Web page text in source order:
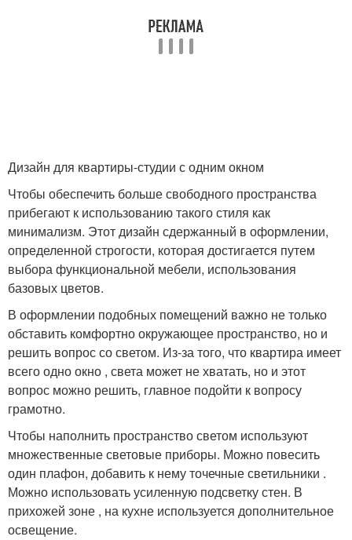
Дизайн для квартиры-студии с одним окном
Чтобы обеспечить больше свободного пространства
прибегают к использованию такого стиля как
минимализм. Этот дизайн сдержанный в оформлении,
определенной строгости, которая достигается путем
выбора функциональной мебели, использования
базовых цветов.
В оформлении подобных помещений важно не только
обставить комфортно окружающее пространство, но и
решить вопрос со светом. Из-за того, что квартира имеет
всего одно окно , света может не хватать, но и этот
вопрос можно решить, главное подойти к вопросу
грамотно.
Чтобы наполнить пространство светом используют
множественные световые приборы. Можно повесить
один плафон, добавить к нему точечные светильники .
Можно использовать усиленную подсветку стен. В
прихожей зоне , на кухне используется дополнительное
освещение.